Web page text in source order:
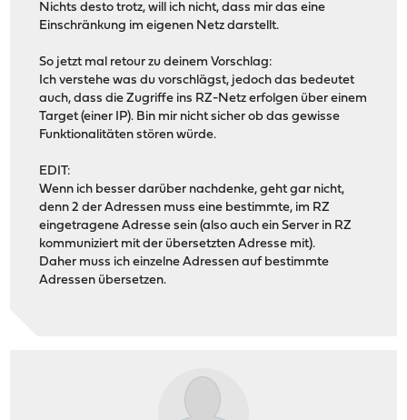
Nichts desto trotz, will ich nicht, dass mir das eine
Einschränkung im eigenen Netz darstellt.
So jetzt mal retour zu deinem Vorschlag:
Ich verstehe was du vorschlägst, jedoch das bedeutet
auch, dass die Zugriffe ins RZ-Netz erfolgen über einem
Target (einer IP). Bin mir nicht sicher ob das gewisse
Funktionalitäten stören würde.
EDIT:
Wenn ich besser darüber nachdenke, geht gar nicht,
denn 2 der Adressen muss eine bestimmte, im RZ
eingetragene Adresse sein (also auch ein Server in RZ
kommuniziert mit der übersetzten Adresse mit).
Daher muss ich einzelne Adressen auf bestimmte
Adressen übersetzen.